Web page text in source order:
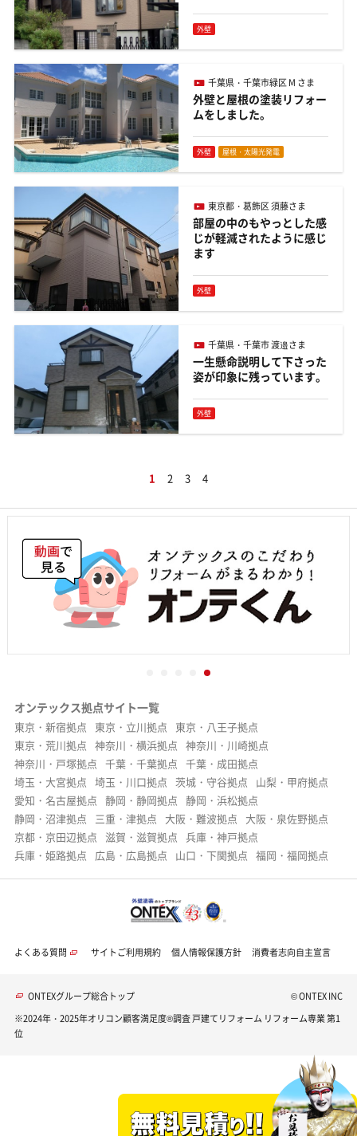
外壁
千葉県・千葉市緑区 M さま
外壁と屋根の塗装リフォー
ムをしました。
外壁 屋根・太陽光発電
東京都・葛飾区 須藤さま
部屋の中のもやっとした感
じが軽減されたように感じ
ます
外壁
千葉県・千葉市 渡邉さま
一生懸命説明して下さった
姿が印象に残っています。
外壁
1 2 3 4
オンテックス拠点サイト一覧
東京・新宿拠点 東京・立川拠点
東京・八王子拠点
東京・荒川拠点 神奈川・横浜拠点 神奈川・川崎拠点
神奈川・戸塚拠点
千葉・千葉拠点
千葉・成田拠点
埼玉・大宮拠点 埼玉・川口拠点 茨城・守谷拠点
山梨・甲府拠点
愛知・名古屋拠点 静岡・静岡拠点 静岡・浜松拠点
静岡・沼津拠点
三重・津拠点 大阪・難波拠点
大阪・泉佐野拠点
京都・京田辺拠点 滋賀・滋賀拠点 兵庫・神戸拠点
兵庫・姫路拠点
広島・広島拠点 山口・下関拠点 福岡・福岡拠点
よくある質問 サイトご利用規約 個人情報保護方針 消費者志向自主宣言
ONTEXグループ総合トップ
© ONTEX INC
※2024年・2025年オリコン顧客満足度®調査 戸建てリフォーム リフォーム専業 第1
位